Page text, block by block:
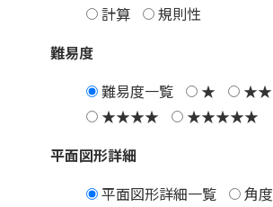
計算
規則性
難易度
難易度一覧
★ ★★
★★★★
★★★★★
平面図形詳細
平面図形詳細一覧
角度